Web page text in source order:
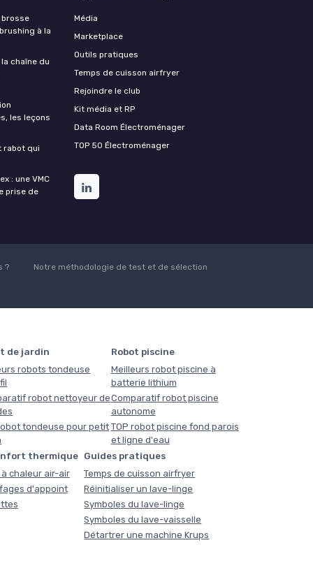
brosse
à la
chaîne du
les leçons
rabot qui
: une VMC
prise de
Média
Marketplace
Outils pratiques
Temps de cuisson airfryer
Rejoindre le club
Kit média et RP
Data Room Électroménager
TOP 50 Électroménager
?
Notre méthodologie de test et de sélection
de jardin
robots tondeuse
robot nettoyeur de
tondeuse pour petit
Robot piscine
Meilleurs robot piscine à
batterie lithium
Comparatif robot piscine
autonome
TOP robot piscine fond parois
et ligne d'eau
thermique
chaleur air-air
d'appoint
Guides pratiques
Temps de cuisson airfryer
Réinitialiser un lave-linge
Symboles du lave-linge
Symboles du lave-vaisselle
Détartrer une machine Krups